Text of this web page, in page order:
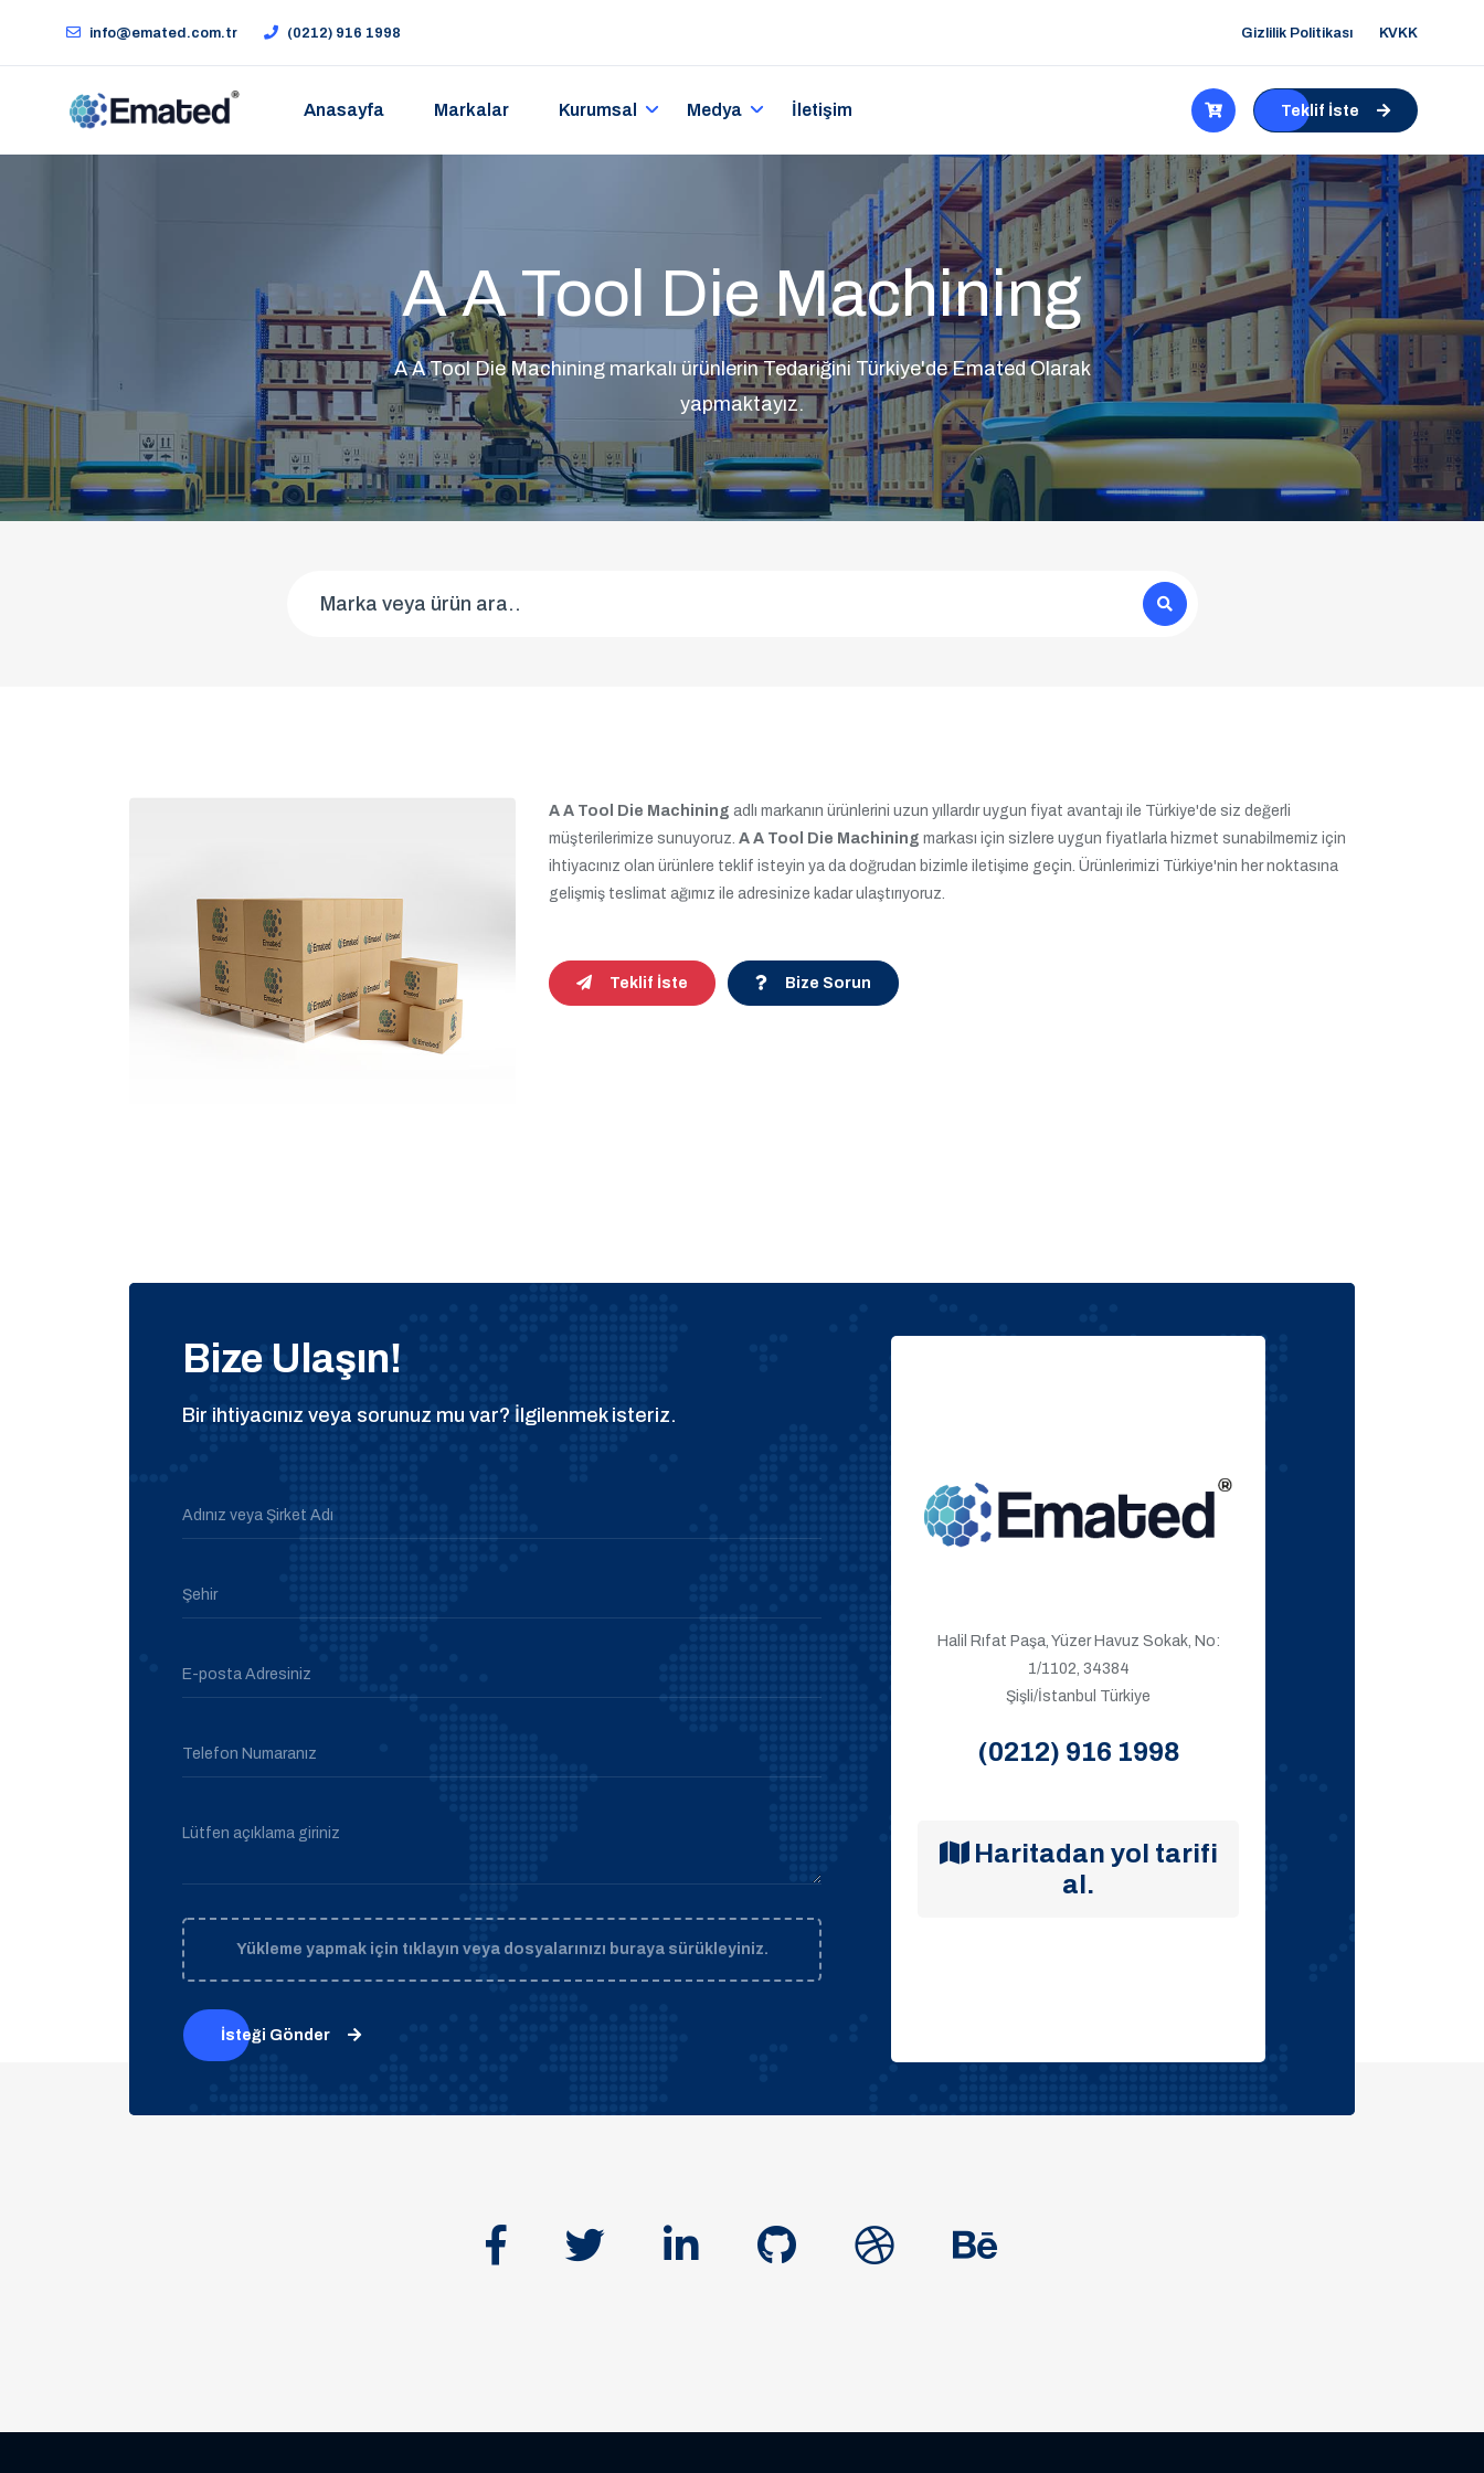
info@emated.com.tr (0212) 916 1998 Gizlilik Politikası KVKK
Anasayfa Markalar Kurumsal Medya İletişim Teklif İste
A A Tool Die Machining
A A Tool Die Machining markalı ürünlerin Tedariğini Türkiye'de Emated Olarak
yapmaktayız.
A A Tool Die Machining adlı markanın ürünlerini uzun yıllardır uygun fiyat avantajı ile Türkiye'de siz değerli
müşterilerimize sunuyoruz. A A Tool Die Machining markası için sizlere uygun fiyatlarla hizmet sunabilmemiz için
ihtiyacınız olan ürünlere teklif isteyin ya da doğrudan bizimle iletişime geçin. Ürünlerimizi Türkiye'nin her noktasına
gelişmiş teslimat ağımız ile adresinize kadar ulaştırıyoruz.
Teklif İste Bize Sorun
Bize Ulaşın!
Bir ihtiyacınız veya sorunuz mu var? İlgilenmek isteriz.
Adınız veya Şirket Adı
Şehir
E-posta Adresiniz
Telefon Numaranız
Lütfen açıklama giriniz
Yükleme yapmak için tıklayın veya dosyalarınızı buraya sürükleyiniz.
İsteği Gönder
Halil Rıfat Paşa, Yüzer Havuz Sokak, No:
1/1102, 34384
Şişli/İstanbul Türkiye
(0212) 916 1998
Haritadan yol tarifi
al.